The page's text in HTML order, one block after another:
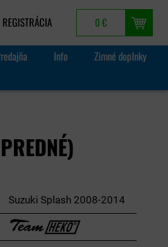
REGISTRÁCIA 0 €
Info
Zimné doplnky
Suzuki Splash 2008-2014